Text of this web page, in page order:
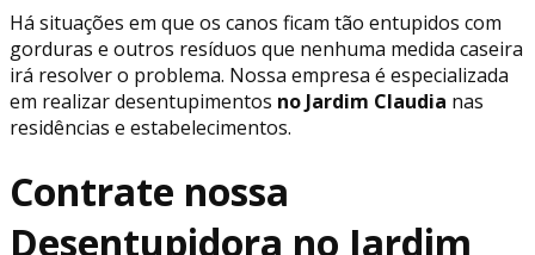
Há situações em que os canos ficam tão entupidos com
gorduras e outros resíduos que nenhuma medida caseira
irá resolver o problema. Nossa empresa é especializada
em realizar desentupimentos no Jardim Claudia nas
residências e estabelecimentos.
Contrate nossa
Desentupidora no Jardim